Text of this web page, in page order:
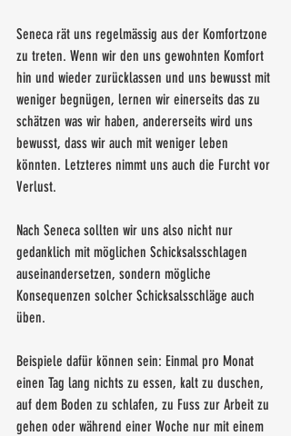
Seneca rät uns regelmässig aus der Komfortzone
zu treten. Wenn wir den uns gewohnten Komfort
hin und wieder zurücklassen und uns bewusst mit
weniger begnügen, lernen wir einerseits das zu
schätzen was wir haben, andererseits wird uns
bewusst, dass wir auch mit weniger leben
könnten. Letzteres nimmt uns auch die Furcht vor
Verlust.
Nach Seneca sollten wir uns also nicht nur
gedanklich mit möglichen Schicksalsschlagen
auseinandersetzen, sondern mögliche
Konsequenzen solcher Schicksalsschläge auch
üben.
Beispiele dafür können sein: Einmal pro Monat
einen Tag lang nichts zu essen, kalt zu duschen,
auf dem Boden zu schlafen, zu Fuss zur Arbeit zu
gehen oder während einer Woche nur mit einem